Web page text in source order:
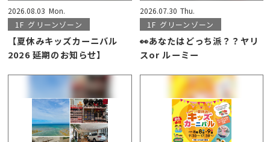
2026.08.03 Mon.
1F グリーンゾーン
【夏休みキッズカーニバル
2026 延期のお知らせ】
2026.07.30 Thu.
1F グリーンゾーン
👀あなたはどっち派？？ヤリ
スor ルーミー